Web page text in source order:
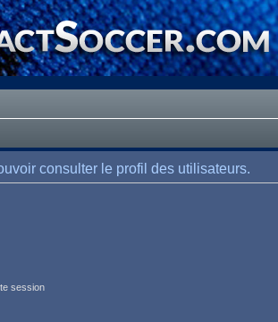
consulter le profil des utilisateurs.
session